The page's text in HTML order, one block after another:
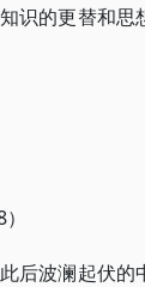
识的更替和思
后波澜起伏的